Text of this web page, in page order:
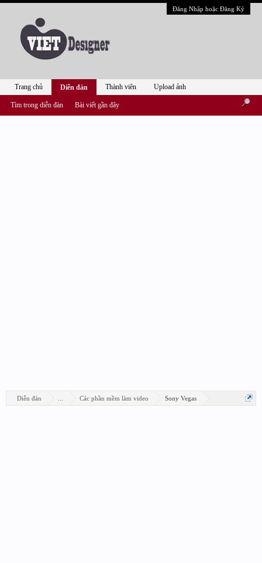
Đăng Nhập hoặc Đăng Ký
Diễn đàn Các phần mềm làm video Sony Vegas
Trang chủ Diễn đàn
Tìm trong diễn đàn Bài viết gần đây
Thành viên Upload ảnh